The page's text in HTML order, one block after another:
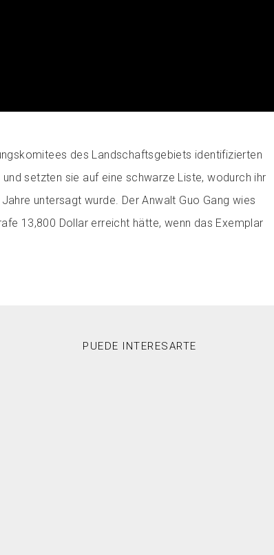
des Landschaftsgebiets identifizierten
setzten sie auf eine schwarze Liste, wodurch ihr
untersagt wurde. Der Anwalt Guo Gang wies
13,800 Dollar erreicht hätte, wenn das Exemplar
PUEDE INTERESARTE